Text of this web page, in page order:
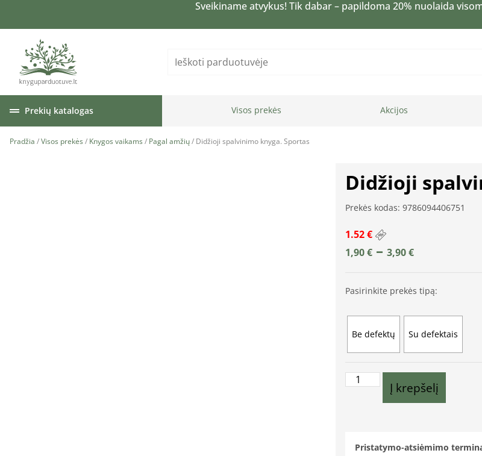
Sveikiname atvykus! Tik dabar – papildoma 20% nuolaida
Prekių katalogas Visos prekės Akcijos
Pradžia /Visos prekės / Knygos vaikams / Pagal amžių/ Didžioji spalvinimo knyga. Sportas
Didžioji
Prekės kodas: 9786094406751
1.52 €
1,90€ – 3,90€
Pasirinkite prekės tipą:
Be defektų Su defektais
Į krepšelį
Pristatymo-atsiėmimo